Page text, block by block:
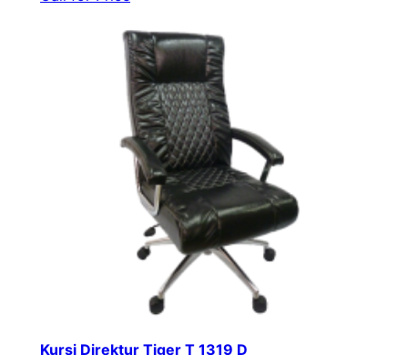
Kursi Direktur Tiger T 1319 D